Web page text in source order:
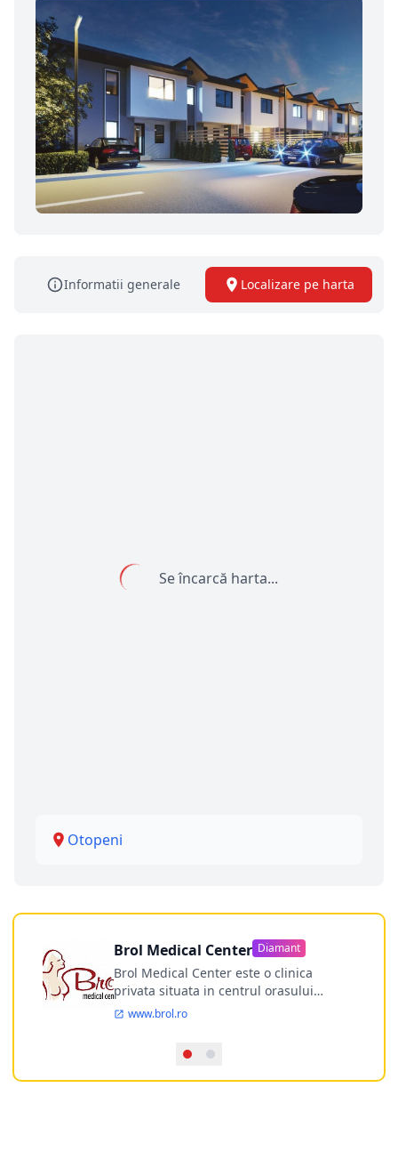
Informatii generale Localizare pe harta
Se încarcă harta...
Otopeni
Brol Medical Center Diamant
Brol Medical Center este o clinica
privata situata in centrul orasului
Timisoara avand o experienta de
desfasoara activitatea intr-un spital
ultramodern.
www.brol.ro